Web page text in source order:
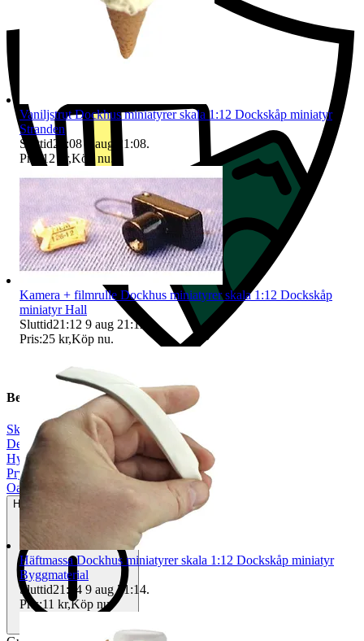
Beskrivning
Skala 1:12
Dekoration |
Hyllor & skåp
Prylpaket
Oanvänt
Helt ny och aldrig använd
Vaniljstrut Dockhus miniatyrer skala 1:12 Dockskåp miniatyr
Stranden
Sluttid21:08 9 aug 21:08.
Pris: 12 kr,Köp nu.
Kamera + filmrulle Dockhus miniatyrer skala 1:12 Dockskåp
miniatyr Hall
Sluttid21:12 9 aug 21:12
Pris:25 kr,Köp nu.
Häftmassa Dockhus miniatyrer skala 1:12 Dockskåp miniatyr
Byggmaterial
Sluttid21:14 9 aug 21:14.
Pris:11 kr,Köp nu.